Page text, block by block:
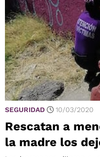
SEGURIDAD 10/03/2020
Rescatan a
la madre los